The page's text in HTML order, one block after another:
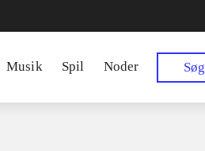
Musik Spil Noder Søg